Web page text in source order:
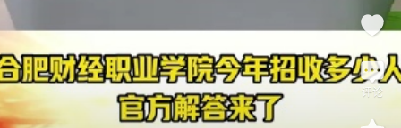
评论